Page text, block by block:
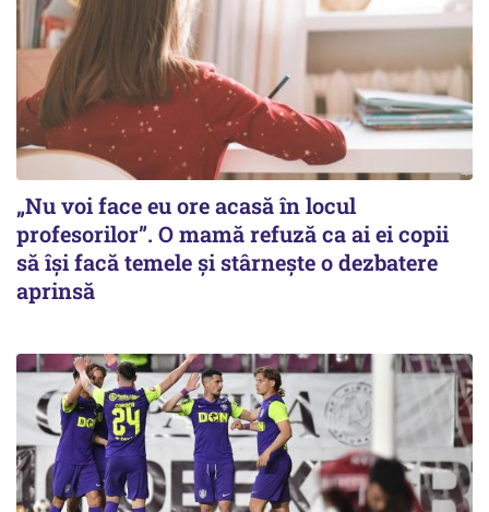
„Nu voi face eu ore acasă în locul
profesorilor”. O mamă refuză ca ai ei copii
să își facă temele și stârnește o dezbatere
aprinsă